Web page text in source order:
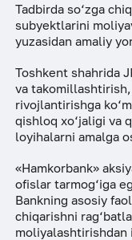
Tadbirda so‘zga
subyektlarini
yuzasidan amaliy
Toshkent shahrida
va
rivojlantirishga
qishloq xo‘jaligi va
loyihalarni amalga
«Hamkorbank»
ofislar tarmog‘iga
Bankning asosiy
chiqarishni
moliyalashtirishdan